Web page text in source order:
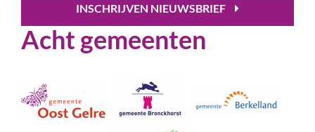
INSCHRIJVEN NIEUWSBRIEF
Acht gemeenten